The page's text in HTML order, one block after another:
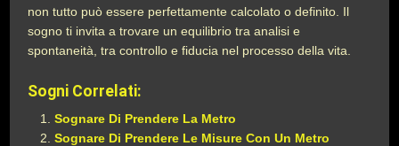
non tutto può essere perfettamente calcolato o definito. Il
sogno ti invita a trovare un equilibrio tra analisi e
spontaneità, tra controllo e fiducia nel processo della vita.
Sogni Correlati:
Sognare Di Prendere La Metro
Sognare Di Prendere Le Misure Con Un Metro